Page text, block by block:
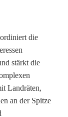
die
stärkt die
Landräten,
an der Spitze